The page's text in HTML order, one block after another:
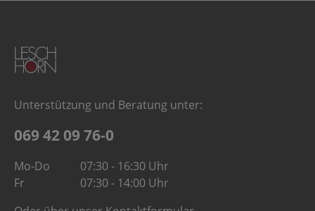
Unterstützung und Beratung unter:
069 42 09 76-0
Mo-Do
07:30 - 16:30 Uhr
Fr
07:30 - 14:00 Uhr